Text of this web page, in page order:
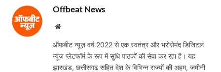
Offbeat News
Website
ऑफबीट न्यूज़ वर्ष 2022 से एक स्वतंत्र और भरोसेमंद डिजिटल
न्यूज़ प्लेटफॉर्म के रूप में सुधि पाठकों की सेवा कर रहा है। यह
झारखंड, छत्तीसगढ़ सहित देश के विभिन्न राज्यों की अहम, जमीनी